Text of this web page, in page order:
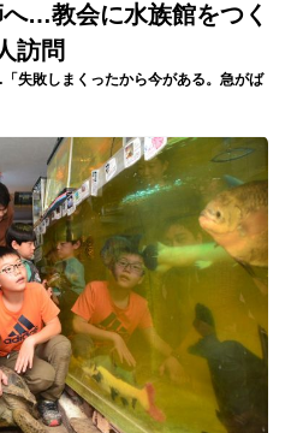
…教会に水族館をつく
訪問
失敗しまくったから今がある。急がば